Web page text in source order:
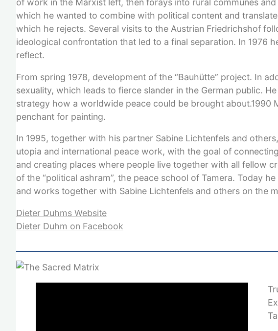
for:
of work in the Marxist left, then forays into rural communes
which he wanted to combine with political content and
which he rejects. Several visits to the Austrian Friedrichshof
ideological confrontation that led to a final separation. In 1976
reflect.
From spring 1978, development of the “Bauhütte” project. In
sexuality, which leads to fierce slander in the German public.
strategy how a worldwide peace could be brought about.1990
penchant for painting.
In 1995, together with his partner Sabine Lichtenfels and
utopia and international peace work, with the goal of
and creating places where people live together with all fellow
of the “political ashram”, the peace school of Tamera. Today
and works together with Sabine Lichtenfels and others on the
Dieter Duhms Website
Dieter Duhm on Facebook